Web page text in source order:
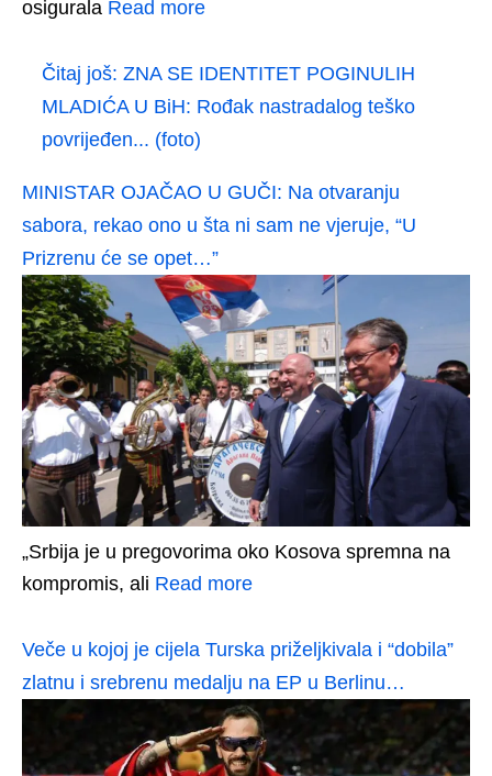
osigurala Read more
Čitaj još: ZNA SE IDENTITET POGINULIH
MLADIĆA U BiH: Rođak nastradalog teško
povrijeđen... (foto)
MINISTAR OJAČAO U GUČI: Na otvaranju
sabora, rekao ono u šta ni sam ne vjeruje, “U
Prizrenu će se opet…”
„Srbija je u pregovorima oko Kosova spremna na
kompromis, ali Read more
Veče u kojoj je cijela Turska priželjkivala i “dobila”
zlatnu i srebrenu medalju na EP u Berlinu…